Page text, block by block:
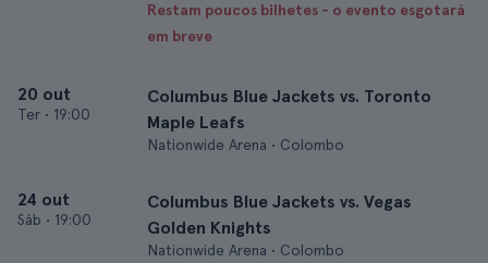
Restam poucos bilhetes - o evento esgotará
em breve
20 out
Ter • 19:00
Columbus Blue Jackets vs. Toronto
Maple Leafs
Nationwide Arena • Colombo
24 out
Sáb • 19:00
Columbus Blue Jackets vs. Vegas
Golden Knights
Nationwide Arena • Colombo